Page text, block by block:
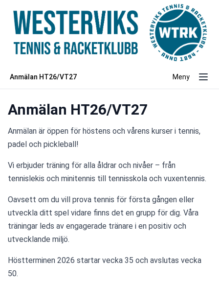
Anmälan HT26/VT27 Meny
Anmälan HT26/VT27
Anmälan är öppen för höstens och vårens kurser i tennis,
padel och pickleball!
Vi erbjuder träning för alla åldrar och nivåer – från
tennislekis och minitennis till tennisskola och vuxentennis.
Oavsett om du vill prova tennis för första gången eller
utveckla ditt spel vidare finns det en grupp för dig. Våra
träningar leds av engagerade tränare i en positiv och
utvecklande miljö.
Höstterminen 2026 startar vecka 35 och avslutas vecka
50.